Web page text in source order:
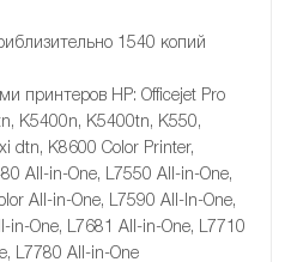
1540 копий
принтеров HP: Officejet Pro
K5400n, K5400tn, K550,
dtn, K8600 Color Printer,
All-in-One, L7550 All-in-One,
All-in-One, L7590 All-In-One,
in-One, L7681 All-in-One, L7710
L7780 All-in-One